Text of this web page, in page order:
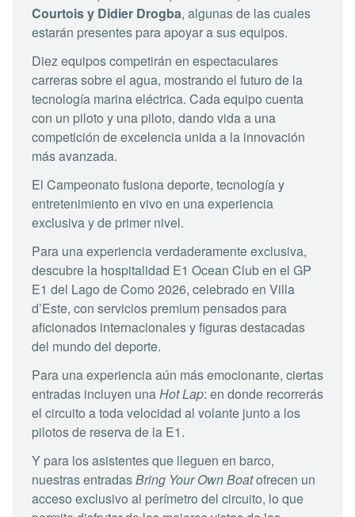
Courtois y Didier Drogba, algunas de las cuales
estarán presentes para apoyar a sus equipos.
Diez equipos competirán en espectaculares
carreras sobre el agua, mostrando el futuro de la
tecnología marina eléctrica. Cada equipo cuenta
con un piloto y una piloto, dando vida a una
competición de excelencia unida a la innovación
más avanzada.
El Campeonato fusiona deporte, tecnología y
entretenimiento en vivo en una experiencia
exclusiva y de primer nivel.
Para una experiencia verdaderamente exclusiva,
descubre la hospitalidad E1 Ocean Club en el GP
E1 del Lago de Como 2026, celebrado en Villa
d’Este, con servicios premium pensados para
aficionados internacionales y figuras destacadas
del mundo del deporte.
Para una experiencia aún más emocionante, ciertas
entradas incluyen unaHot Lap: en donde recorrerás
el circuito a toda velocidad al volante junto a los
pilotos de reserva de la E1.
Y para los asistentes que lleguen en barco,
nuestras entradasBring Your Own Boatofrecen un
acceso exclusivo al perímetro del circuito, lo que